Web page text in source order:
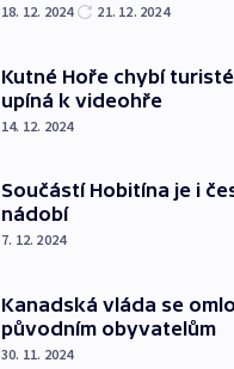
18. 12. 2024 21. 12. 2024
Kutné Hoře chybí
upíná k videohře
14. 12. 2024
Součástí Hobitína je i
nádobí
7. 12. 2024
Kanadská vláda se
původním obyvatelům
30. 11. 2024